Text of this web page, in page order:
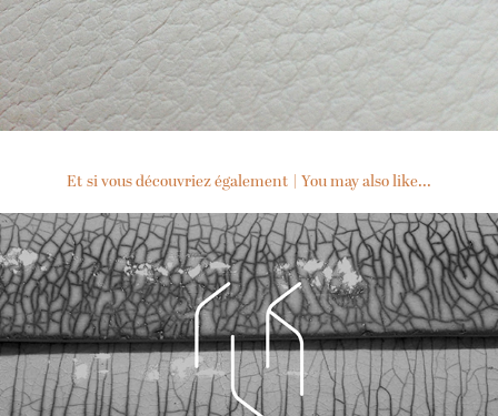
Et si vous découvriez également | You may also like...